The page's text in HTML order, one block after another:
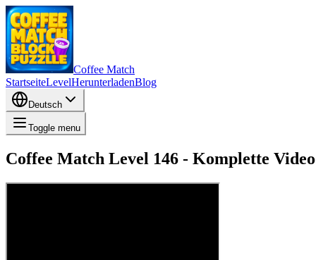
Coffee Match
StartseiteLevelHerunterladenBlog
Deutsch
Toggle menu
Coffee Match Level 146 - Komplette